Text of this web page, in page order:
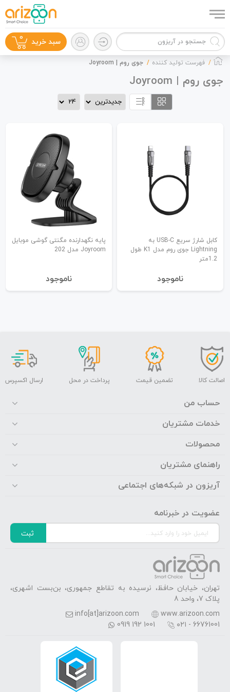
لوازم جانبی
سبد خرید 0
فهرست تولید کننده جوی‌ روم | Joyroom
جوی‌ روم | Joyroom
کابل شارژ سریع USB-C به
Lightning جوی روم مدل K1 طول
1.2متر
نا‌موجود
پایه نگهدارنده مگنتی گوشی موبایل
Joyroom مدل 202
نا‌موجود
اصالت کالا تضمین قیمت پرداخت در محل ارسال اکسپرس
حساب من
خدمات مشتریان
محصولات
راهنمای مشتریان
آریزون در شبکه‌های اجتماعی
عضویت در خبرنامه
ثبت
تهران، خیابان حافظ، نرسیده به تقاطع جمهوری، بن‌بست اشهری،
پلاک 7، واحد 8
www.arizoon.com
info[at]arizoon.com
۰۲۱ - 66761001
0919 192 1001